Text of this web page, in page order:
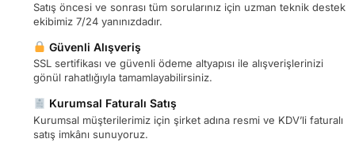
Satış öncesi ve sonrası tüm sorularınız için uzman teknik destek
ekibimiz 7/24 yanınızdadır.
Güvenli Alışveriş
SSL sertifikası ve güvenli ödeme altyapısı ile alışverişlerinizi
gönül rahatlığıyla tamamlayabilirsiniz.
Kurumsal Faturalı Satış
Kurumsal müşterilerimiz için şirket adına resmi ve KDV’li faturalı
satış imkânı sunuyoruz.